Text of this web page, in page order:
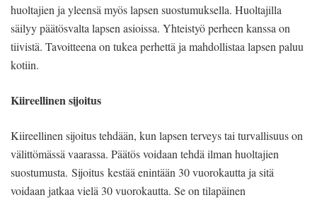
huoltajien ja yleensä myös lapsen suostumuksella. Huoltajilla
säilyy päätösvalta lapsen asioissa. Yhteistyö perheen kanssa on
tiivistä. Tavoitteena on tukea perhettä ja mahdollistaa lapsen paluu
kotiin.
Kiireellinen sijoitus
Kiireellinen sijoitus tehdään, kun lapsen terveys tai turvallisuus on
välittömässä vaarassa. Päätös voidaan tehdä ilman huoltajien
suostumusta. Sijoitus kestää enintään 30 vuorokautta ja sitä
voidaan jatkaa vielä 30 vuorokautta. Se on tilapäinen